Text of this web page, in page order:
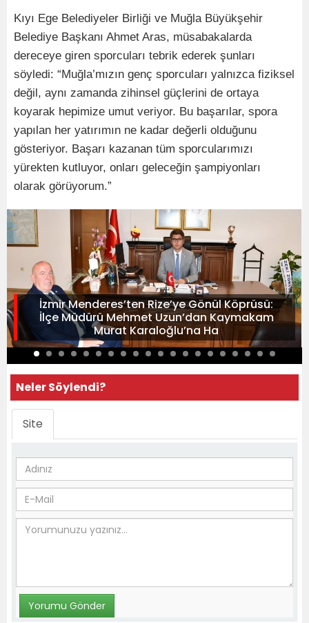
Kıyı Ege Belediyeler Birliği ve Muğla Büyükşehir
Belediye Başkanı Ahmet Aras, müsabakalarda
dereceye giren sporcuları tebrik ederek şunları
söyledi: “Muğla’mızın genç sporcuları yalnızca fiziksel
değil, aynı zamanda zihinsel güçlerini de ortaya
koyarak hepimize umut veriyor. Bu başarılar, spora
yapılan her yatırımın ne kadar değerli olduğunu
gösteriyor. Başarı kazanan tüm sporcularımızı
yürekten kutluyor, onları geleceğin şampiyonları
olarak görüyorum.”
İzmir Menderes’ten Rize’ye Gönül Köprüsü:
İlçe Müdürü Mehmet Uzun’dan Kaymakam
Murat Karaloğlu’na Ha
Neler Söylendi?
Site